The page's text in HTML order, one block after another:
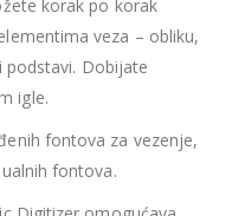
korak po korak
veza – obliku,
podstavi. Dobijate
igle.
fontova za vezenje,
fontova.